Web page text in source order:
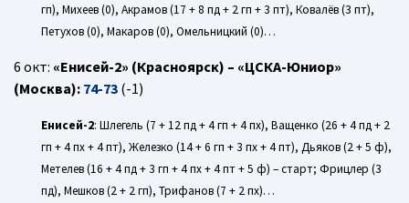
гп), Михеев (0), Акрамов (17 + 8 пд + 2 гп + 3 пт), Ковалёв (3 пт),
Петухов (0), Макаров (0), Омельницкий (0)…
6 окт: «Енисей-2» (Красноярск) – «ЦСКА-Юниор»
(Москва): 74-73 (-1)
Енисей-2: Шлегель (7 + 12 пд + 4 гп + 4 пх), Ващенко (26 + 4 пд + 2
гп + 4 пх + 4 пт), Железко (14 + 6 гп + 3 пх + 4 пт), Дьяков (2 + 5 ф),
Метелев (16 + 4 пд + 3 гп + 4 пх + 4 пт + 5 ф) – старт; Фрицлер (3
пд), Мешков (2 + 2 гп), Трифанов (7 + 2 пх)…